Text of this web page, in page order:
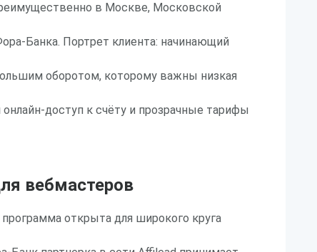
в Москве, Московской
Банка. Портрет клиента: начинающий
оборотом, которому важны низкая
доступ к счёту и прозрачные тарифы
вебмастеров
открыта для широкого круга